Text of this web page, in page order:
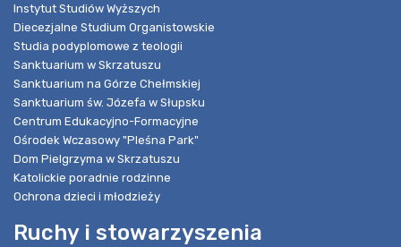
Instytut Studiów Wyższych
Diecezjalne Studium Organistowskie
Studia podyplomowe z teologii
Sanktuarium w Skrzatuszu
Sanktuarium na Górze Chełmskiej
Sanktuarium św. Józefa w Słupsku
Centrum Edukacyjno-Formacyjne
Ośrodek Wczasowy "Pleśna Park"
Dom Pielgrzyma w Skrzatuszu
Katolickie poradnie rodzinne
Ochrona dzieci i młodzieży
Ruchy i stowarzyszenia